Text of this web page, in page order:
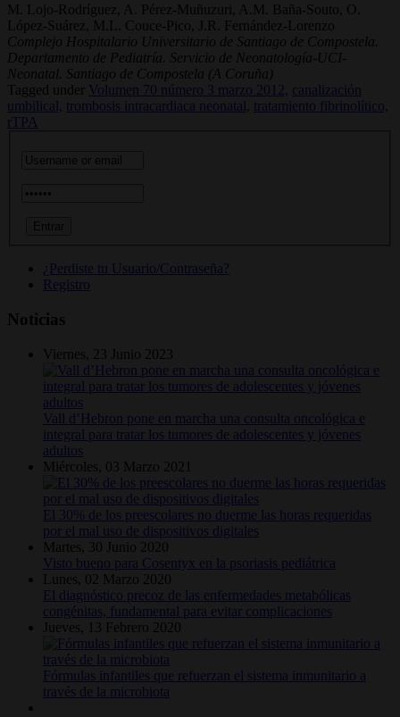
M. Lojo-Rodríguez, A. Pérez-Muñuzuri, A.M. Baña-Souto, O.
López-Suárez, M.L. Couce-Pico, J.R. Fernández-Lorenzo
Complejo Hospitalario Universitario de Santiago de Compostela.
Departamento de Pediatría. Servicio de Neonatología-UCI-
Neonatal. Santiago de Compostela (A Coruña)
Tagged under
Volumen 70 número 3 marzo 2012,
canalización
umbilical,
trombosis intracardiaca neonatal,
tratamiento fibrinolítico,
rTPA
¿Perdiste tu Usuario/Contraseña?
Registro
Noticias
Viernes, 23 Junio 2023
Vall d’Hebron pone en marcha una consulta oncológica e
integral para tratar los tumores de adolescentes y jóvenes
adultos
Miércoles, 03 Marzo 2021
El 30% de los preescolares no duerme las horas requeridas
por el mal uso de dispositivos digitales
Martes, 30 Junio 2020
Visto bueno para Cosentyx en la psoriasis pediátrica
Lunes, 02 Marzo 2020
El diagnóstico precoz de las enfermedades metabólicas
congénitas, fundamental para evitar complicaciones
Jueves, 13 Febrero 2020
Fórmulas infantiles que refuerzan el sistema inmunitario a
través de la microbiota